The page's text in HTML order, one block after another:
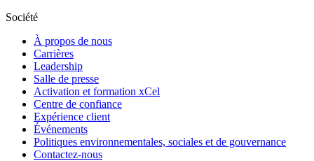
Société
À propos de nous
Carrières
Leadership
Salle de presse
Activation et formation xCel
Centre de confiance
Expérience client
Événements
Politiques environnementales, sociales et de gouvernance
Contactez-nous